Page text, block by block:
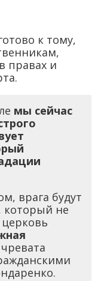
к тому,
правах и
мы сейчас
врага будут
который не
церковь